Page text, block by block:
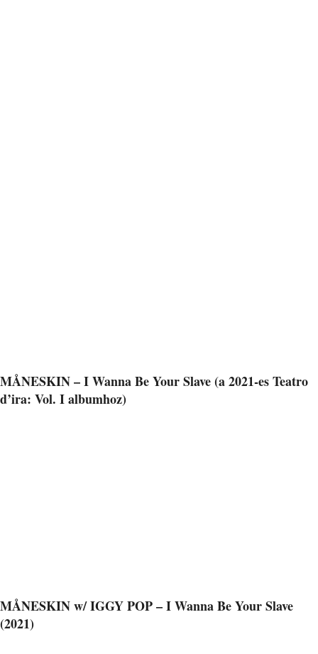
MÅNESKIN – I Wanna Be Your Slave (a 2021-es Teatro
d’ira: Vol. I albumhoz)
MÅNESKIN w/ IGGY POP – I Wanna Be Your Slave
(2021)